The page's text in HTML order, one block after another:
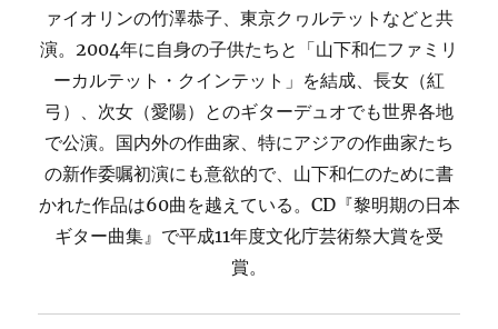
ァイオリンの竹澤恭子、東京クヮルテットなどと共
演。2004年に自身の子供たちと「山下和仁ファミリ
ーカルテット・クインテット」を結成、長女（紅
弓）、次女（愛陽）とのギターデュオでも世界各地
で公演。国内外の作曲家、特にアジアの作曲家たち
の新作委嘱初演にも意欲的で、山下和仁のために書
かれた作品は60曲を越えている。CD『黎明期の日本
ギター曲集』で平成11年度文化庁芸術祭大賞を受
賞。